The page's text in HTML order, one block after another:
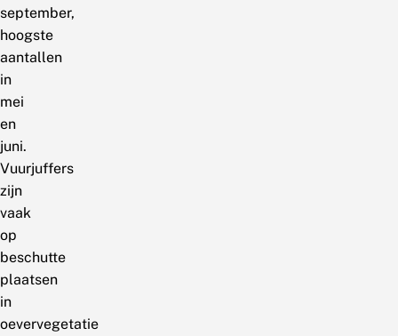
september,
hoogste
aantallen
in
mei
en
juni.
Vuurjuffers
zijn
vaak
op
beschutte
plaatsen
in
oevervegetatie